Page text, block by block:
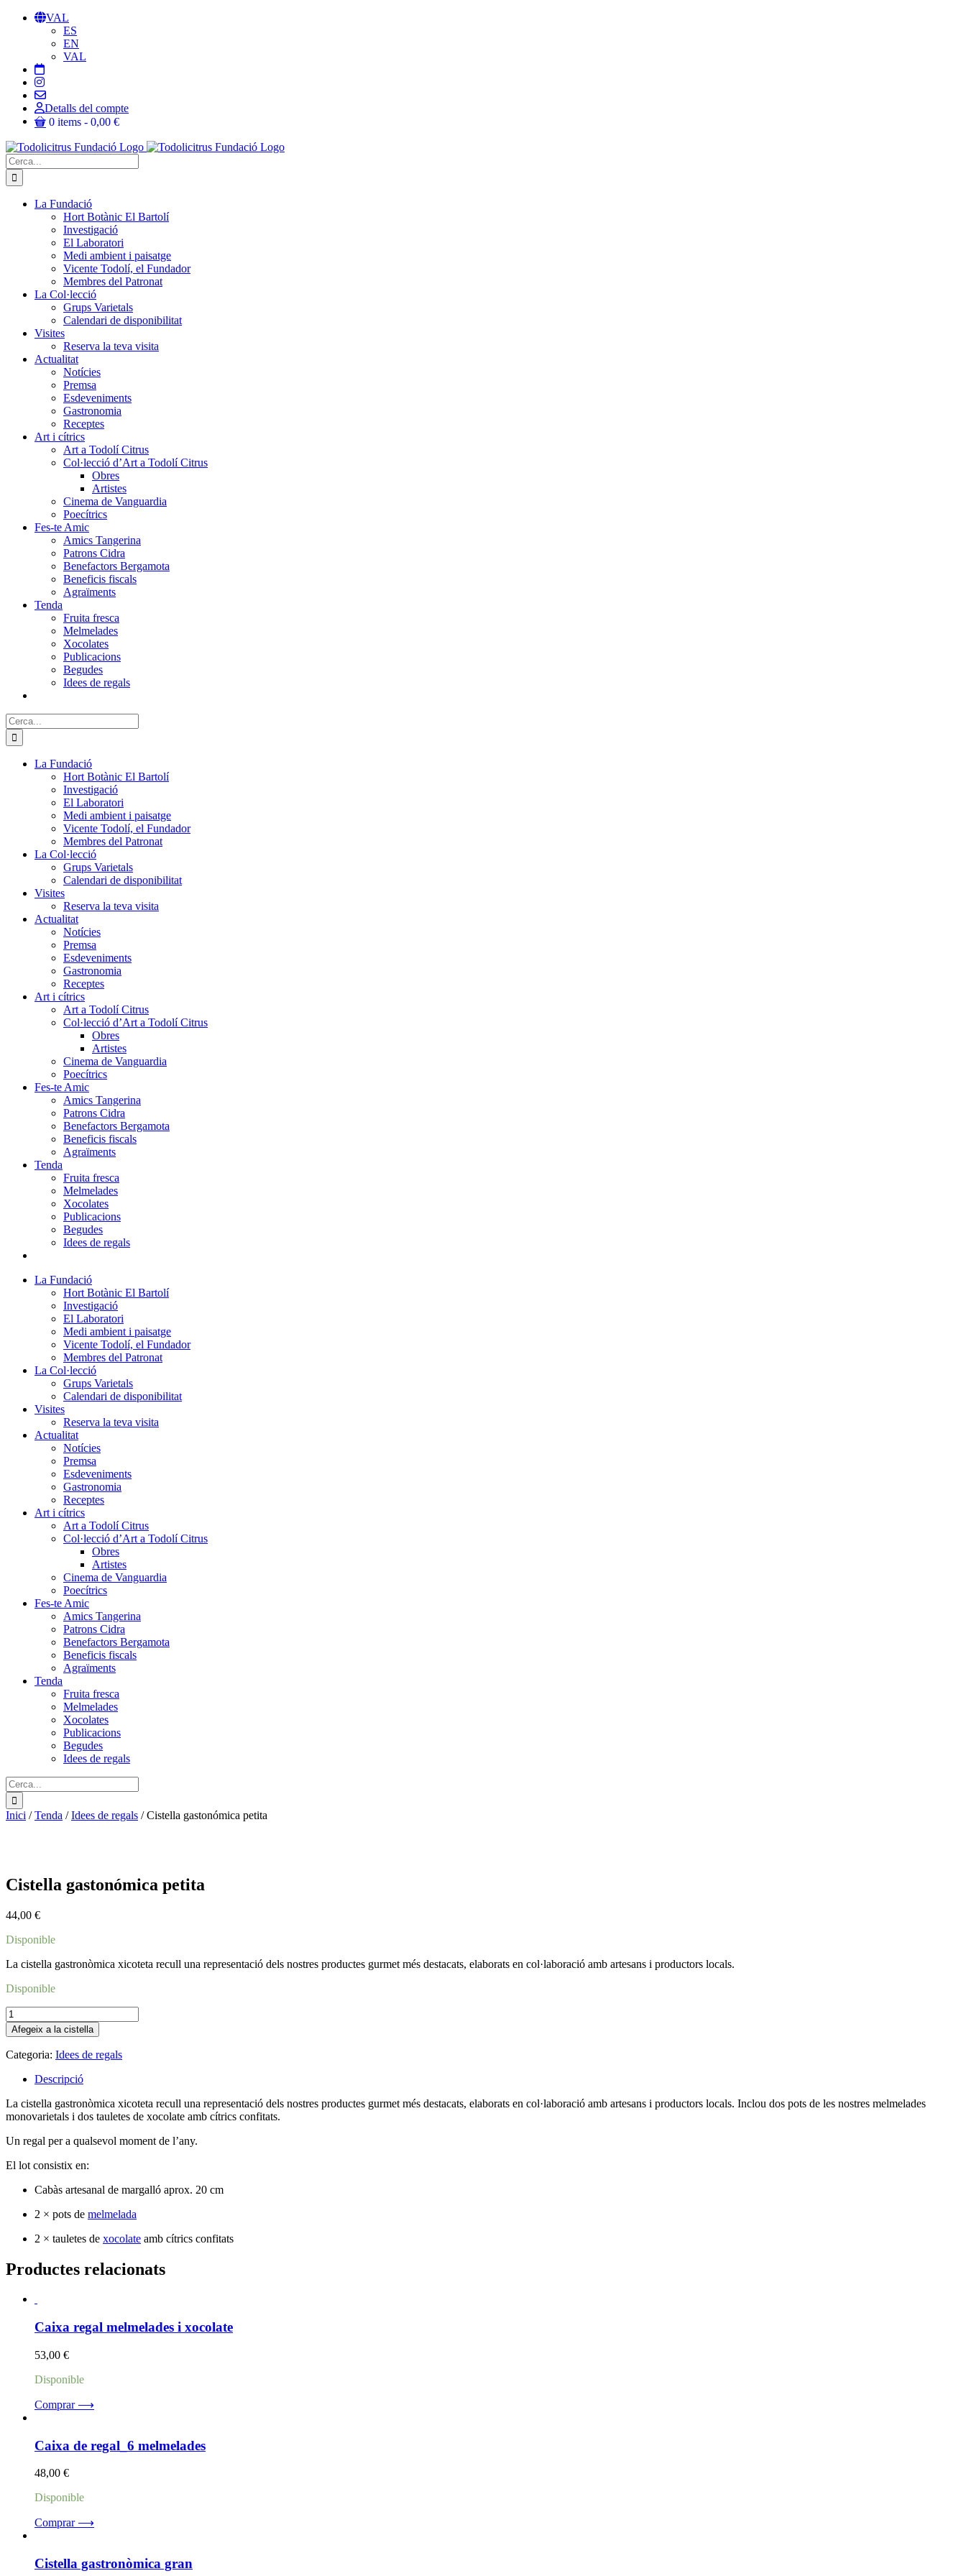
Skip
VAL
ES
EN
VAL
Detalls del compte
0 items
0,00 €
Cerca:
La Fundació
Hort Botànic El Bartolí
Investigació
El Laboratori
Medi ambient i paisatge
Vicente Todolí, el Fundador
Membres del Patronat
La Col·lecció
Grups Varietals
Calendari de disponibilitat
Visites
Reserva la teva visita
Actualitat
Notícies
Premsa
Esdeveniments
Gastronomia
Receptes
Art i cítrics
Art a Todolí Citrus
Col·lecció d’Art a Todolí Citrus
Obres
Artistes
Cinema de Vanguardia
Poecítrics
Fes-te Amic
Amics Tangerina
Patrons Cidra
Benefactors Bergamota
Beneficis fiscals
Agraïments
Tenda
Fruita fresca
Melmelades
Xocolates
Publicacions
Begudes
Idees de regals
Cerca:
La Fundació
Hort Botànic El Bartolí
Investigació
El Laboratori
Medi ambient i paisatge
Vicente Todolí, el Fundador
Membres del Patronat
La Col·lecció
Grups Varietals
Calendari de disponibilitat
Visites
Reserva la teva visita
Actualitat
Notícies
Premsa
Esdeveniments
Gastronomia
Receptes
Art i cítrics
Art a Todolí Citrus
Col·lecció d’Art a Todolí Citrus
Obres
Artistes
Cinema de Vanguardia
Poecítrics
Fes-te Amic
Amics Tangerina
Patrons Cidra
Benefactors Bergamota
Beneficis fiscals
Agraïments
Tenda
Fruita fresca
Melmelades
Xocolates
Publicacions
Begudes
Idees de regals
La Fundació
Hort Botànic El Bartolí
Investigació
El Laboratori
Medi ambient i paisatge
Vicente Todolí, el Fundador
Membres del Patronat
La Col·lecció
Grups Varietals
Calendari de disponibilitat
Visites
Reserva la teva visita
Actualitat
Notícies
Premsa
Esdeveniments
Gastronomia
Receptes
Art i cítrics
Art a Todolí Citrus
Col·lecció d’Art a Todolí Citrus
Obres
Artistes
Cinema de Vanguardia
Poecítrics
Fes-te Amic
Amics Tangerina
Patrons Cidra
Benefactors Bergamota
Beneficis fiscals
Agraïments
Tenda
Fruita fresca
Melmelades
Xocolates
Publicacions
Begudes
Idees de regals
Cerca:
Inici / Tenda / Idees de regals / Cistella gastonómica petita
Cistella gastonómica petita
44,00 €
Disponible
La cistella gastronòmica xicoteta recull una representació dels nostres productes gurmet més destacats, elaborats en col·laboració amb artesans i productors locals.
Disponible
quantitat
de
Cistella
gastonómica
petita
Afegeix a la cistella
Categoria: Idees de regals
Descripció
La cistella gastronòmica xicoteta recull una representació dels nostres productes gurmet més destacats, elaborats en col·laboració amb artesans i productors locals. Inclou dos pots de les nostres melmelades
monovarietals i dos tauletes de xocolate amb cítrics confitats.
Un regal per a qualsevol moment de l’any.
El lot consistix en:
Cabàs artesanal de margalló aprox. 20 cm
2 × pots de melmelada
2 × tauletes de xocolate amb cítrics confitats
Productes relacionats
Caixa regal melmelades i xocolate
53,00 €
Disponible
Comprar ⟶
Caixa de regal_6 melmelades
48,00 €
Disponible
Comprar ⟶
Cistella gastronòmica gran